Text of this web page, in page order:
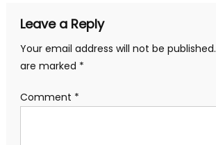
Leave a Reply
Your email address will not be published.
are marked *
Comment *